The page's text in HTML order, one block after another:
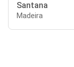
Santana
Madeira